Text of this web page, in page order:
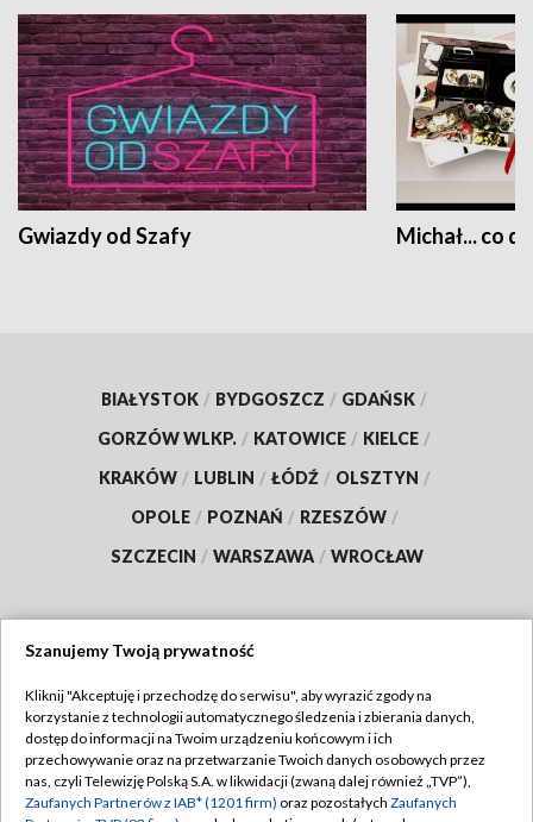
Gwiazdy od Szafy Michał... co
BIAŁYSTOK / BYDGOSZCZ / GDAŃSK /
GORZÓW WLKP. / KATOWICE / KIELCE /
KRAKÓW / LUBLIN / ŁÓDŹ / OLSZTYN /
OPOLE / POZNAŃ / RZESZÓW /
SZCZECIN / WARSZAWA / WROCŁAW
TVP
Abonament TVP
Emisja w TVP
Regulamin TVP
Polityka prywatności
Szanujemy Twoją prywatność
Kliknij "Akceptuję i przechodzę do serwisu", aby wyrazić zgody na
korzystanie z technologii automatycznego śledzenia i zbierania danych,
dostęp do informacji na Twoim urządzeniu końcowym i ich
przechowywanie oraz na przetwarzanie Twoich danych osobowych przez
nas, czyli Telewizję Polską S.A. w likwidacji (zwaną dalej również „TVP”),
Zaufanych Partnerów z IAB* (1201 firm) oraz pozostałych Zaufanych